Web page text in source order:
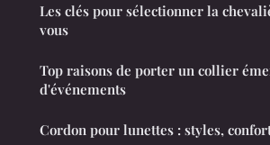
Les clés pour sélectionner la
vous
Top raisons de porter un collier
d'événements
Cordon pour lunettes : styles,